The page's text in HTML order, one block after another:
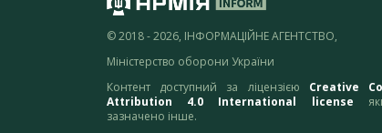
© 2018 - 2026, ІНФОРМАЦІЙНЕ АГЕНТСТВО,
Міністерство оборони України
Контент доступний за ліцензією Creative
Attribution 4.0 International license
зазначено інше.